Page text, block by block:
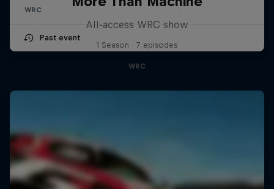
WRC
Past event
All-access WRC show
1 Season · 7 episodes
WRC